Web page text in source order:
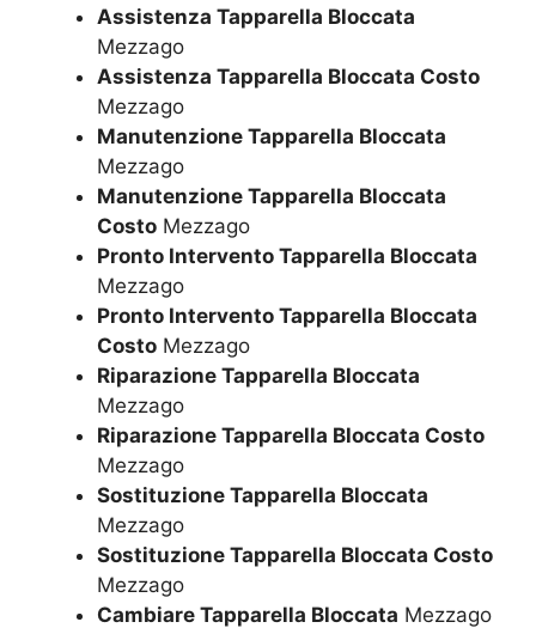
Assistenza Tapparella Bloccata
Mezzago
Assistenza Tapparella Bloccata Costo
Mezzago
Manutenzione Tapparella Bloccata
Mezzago
Manutenzione Tapparella Bloccata
Costo Mezzago
Pronto Intervento Tapparella Bloccata
Mezzago
Pronto Intervento Tapparella Bloccata
Costo Mezzago
Riparazione Tapparella Bloccata
Mezzago
Riparazione Tapparella Bloccata Costo
Mezzago
Sostituzione Tapparella Bloccata
Mezzago
Sostituzione Tapparella Bloccata Costo
Mezzago
Cambiare Tapparella Bloccata Mezzago